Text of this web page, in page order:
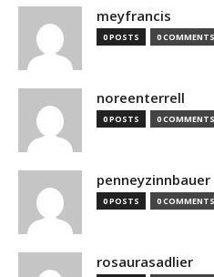
meyfrancis
0 POSTS 0 COMMENTS
noreenterrell
0 POSTS 0 COMMENTS
penneyzinnbauer
0 POSTS 0 COMMENTS
rosaurasadlier